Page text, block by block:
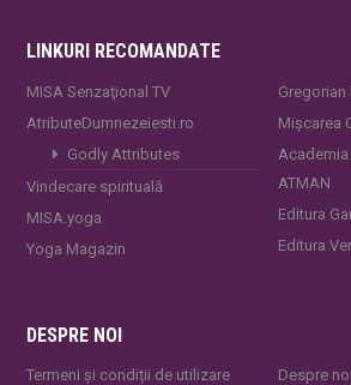
LINKURI RECOMANDATE
MISA Senzaţional TV
AtributeDumnezeiesti.ro
Godly Attributes
Vindecare spirituală
MISA.yoga
Yoga Magazin
Gregorian
Mișcarea
ATMAN
Editura
Editura
DESPRE NOI
Termeni și condiții de utilizare Despre noi